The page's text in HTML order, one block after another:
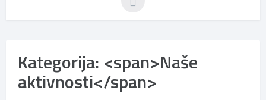
Kategorija: <span>Naše
aktivnosti</span>